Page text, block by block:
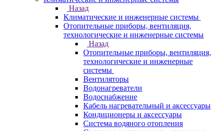
Назад
Климатические и инженерные системы
Отопительные приборы, вентиляция,
технологические и инженерные системы
Назад
Отопительные приборы, вентиляция,
технологические и инженерные
системы
Вентиляторы
Водонагреватели
Водоснабжение
Кабель нагревательный и аксессуары
Кондиционеры и аксессуары
Система водяного отопления